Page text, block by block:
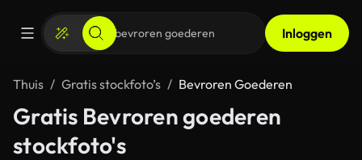
Inloggen
Thuis Gratis stockfoto’s Bevroren Goederen
Gratis Bevroren goederen
stockfoto's